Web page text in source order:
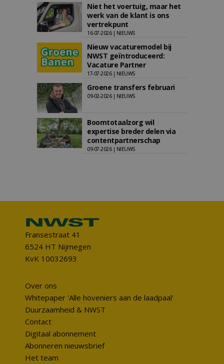
Niet het voertuig, maar het
werk van de klant is ons
vertrekpunt
16-07-2026 | NIEUWS
Nieuw vacaturemodel bij
NWST geïntroduceerd:
Vacature Partner
17-07-2026 | NIEUWS
Groene transfers februari
09-02-2026 | NIEUWS
Boomtotaalzorg wil
expertise breder delen via
contentpartnerschap
09-07-2026 | NIEUWS
Fransestraat 41
6524 HT Nijmegen
KvK 10032693
Over ons
Whitepaper 'Alle hoveniers aan de laadpaal'
Duurzaamheid & NWST
Contact
Digitaal abonnement
Abonneren nieuwsbrief
Het team